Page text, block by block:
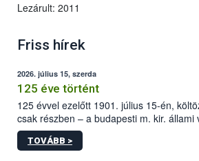
Lezárult: 2011
Friss hírek
2026. július 15, szerda
125 éve történt
125 évvel ezelőtt 1901. július 15-én,
csak részben – a budapesti m. kir. állami
állomás a Kis Rókus utca 15. szám alatti,
tervezett új épületébe.
TOVÁBB >